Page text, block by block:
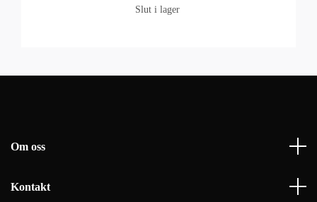
Slut i lager
Om oss
Kontakt